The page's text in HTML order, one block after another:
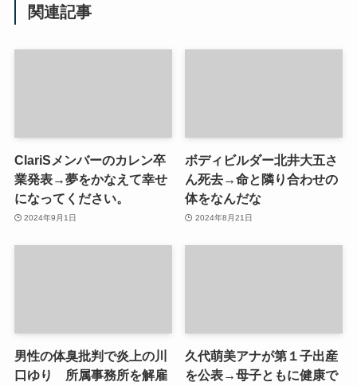
関連記事
ClariSメンバーのカレン卒
業発表→夢をかなえて幸せ
になってください。
2024年9月1日
ボディビルダー北井大五さ
ん死去→命と隣り合わせの
体をなんだな
2024年8月21日
男性の体臭批判で炎上の川
口ゆり 所属事務所を解雇
久代萌美アナが第１子出産
を公表→母子ともに健康で